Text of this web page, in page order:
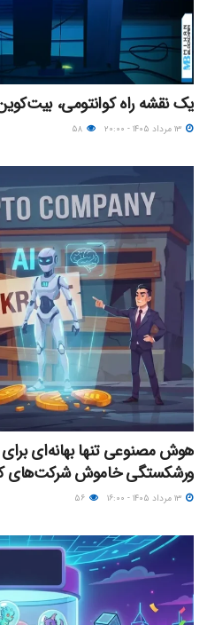
یک نقشه راه کوانتومی، بیت‌کوین
هوش مصنوعی تنها بهانه‌ای
ورشکستگی خاموش شرکت‌های